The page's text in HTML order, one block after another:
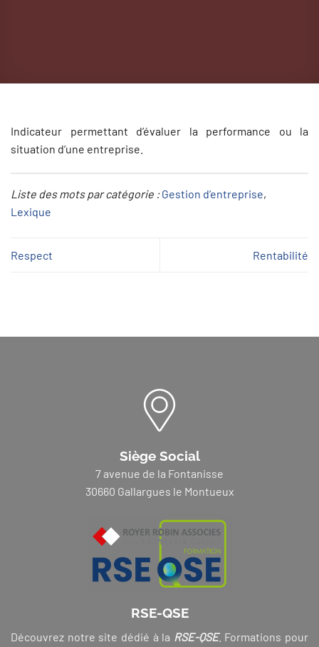
Indicateur permettant d’évaluer la performance ou la
situation d’une entreprise.
Liste des mots par catégorie :Gestion d’entreprise
Lexique
Respect Rentabilité
Siège Social
7 avenue de la Fontanisse
30660 Gallargues le Montueux
RSE-QSE
Découvrez notre site dédié à la RSE-QSE. Formations pour